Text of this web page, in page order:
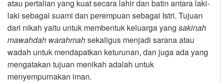
atau pertalian yang kuat secara lahir dan batin antara laki-
laki sebagai suami dan perempuan sebagai Istri. Tujuan
dari nikah yaitu untuk membentuk keluarga yang sakinah
mawahdah warahmahsekaligus menjadi sarana atau
wadah untuk mendapatkan keturunan, dan juga ada yang
mengatakan tujuan menikah adalah untuk
menyempurnakan iman.